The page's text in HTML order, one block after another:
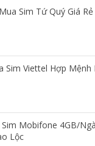
Sim Tứ Quý Giá
Sim Viettel Hợp
Mobifone 4GB/
Lộc